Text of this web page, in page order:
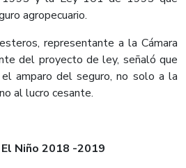
agropecuario.
representante a la Cámara
del proyecto de ley, señaló que
amparo del seguro, no solo a la
al lucro cesante.
Niño 2018 -2019